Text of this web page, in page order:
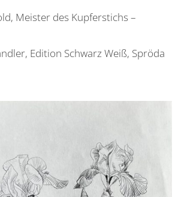
Meister des Kupferstichs –
Edition Schwarz Weiß, Spröda